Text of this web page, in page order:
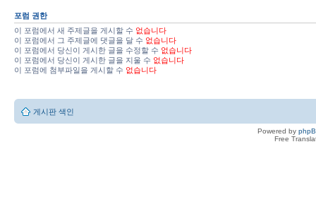
포럼 권한
이 포럼에서 새 주제글을 게시할 수 없습니다
이 포럼에서 그 주제글에 댓글을 달 수 없습니다
이 포럼에서 당신이 게시한 글을 수정할 수 없습니다
이 포럼에서 당신이 게시한 글을 지울 수 없습니다
이 포럼에 첨부파일을 게시할 수 없습니다
게시판 색인
Powered by
Free